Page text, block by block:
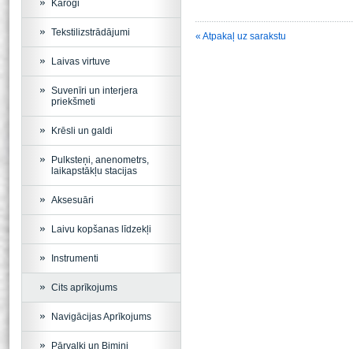
« Atpakaļ uz sarakstu
Karogi
Tekstilizstrādājumi
Laivas virtuve
Suvenīri un interjera
priekšmeti
Krēsli un galdi
Pulksteņi, anenometrs,
laikapstākļu stacijas
Aksesuāri
Laivu kopšanas līdzekļi
Instrumenti
Cits aprīkojums
Navigācijas Aprīkojums
Pārvalki un Bimini